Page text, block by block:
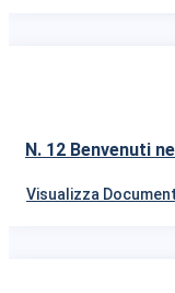
N. 12 Benvenuti
Visualizza